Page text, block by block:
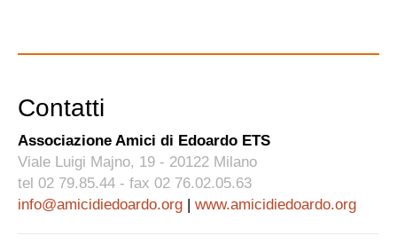
Contatti
Associazione Amici di Edoardo ETS
Viale Luigi Majno, 19 - 20122 Milano
tel 02 79.85.44 - fax 02 76.02.05.63
info@amicidiedoardo.org | www.amicidiedoardo.org